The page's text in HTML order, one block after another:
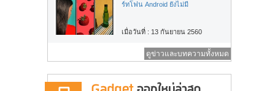
ร์ทโฟน Android ยังไม่มี
เมื่อวันที่ : 13 กันยายน 2560
ดูข่าวและบทความทั้งหมด